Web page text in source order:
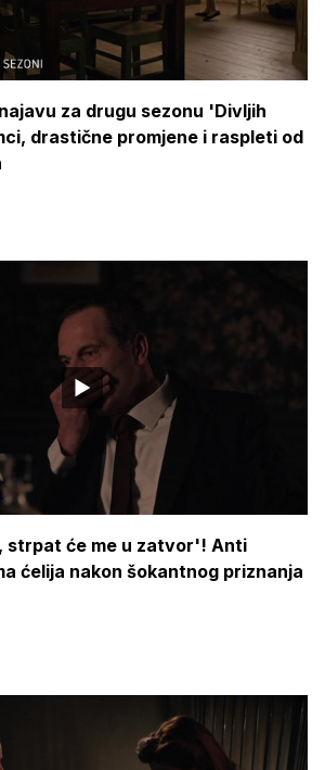
za drugu sezonu 'Divljih
drastične promjene i raspleti od
strpat će me u zatvor'! Anti
ćelija nakon šokantnog priznanja